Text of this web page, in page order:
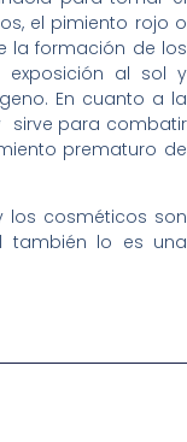
el pimiento rojo o
la formación de los
exposición al sol y
En cuanto a la
sirve para combatir
prematuro de
los cosméticos son
también lo es una